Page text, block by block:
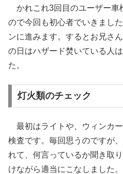
かれこれ3回目のユーザー車
ので今回も初心者でいきまし
ンに進みます。するとお兄さ
の日はハザード焚いている人
た。
灯火類のチェック
最初はライトや、ウィンカ
検査です。毎回思うのですが
れて、何言っているか聞き取
けながら適当にこなしました